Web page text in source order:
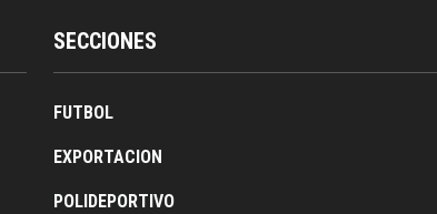
SECCIONES
FUTBOL
EXPORTACION
POLIDEPORTIVO